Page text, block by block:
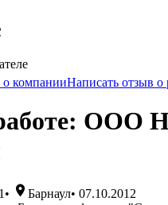
о компанииНаписать отзыв о
ООО
• Барнаул•07.10.2012